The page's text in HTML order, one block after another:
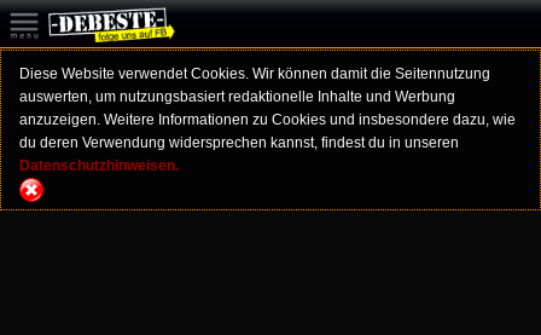
Diese Website verwendet Cookies. Wir können damit die Seitennutzung
auswerten, um nutzungsbasiert redaktionelle Inhalte und Werbung
anzuzeigen. Weitere Informationen zu Cookies und insbesondere dazu, wie
du deren Verwendung widersprechen kannst, findest du in unseren
Datenschutzhinweisen.